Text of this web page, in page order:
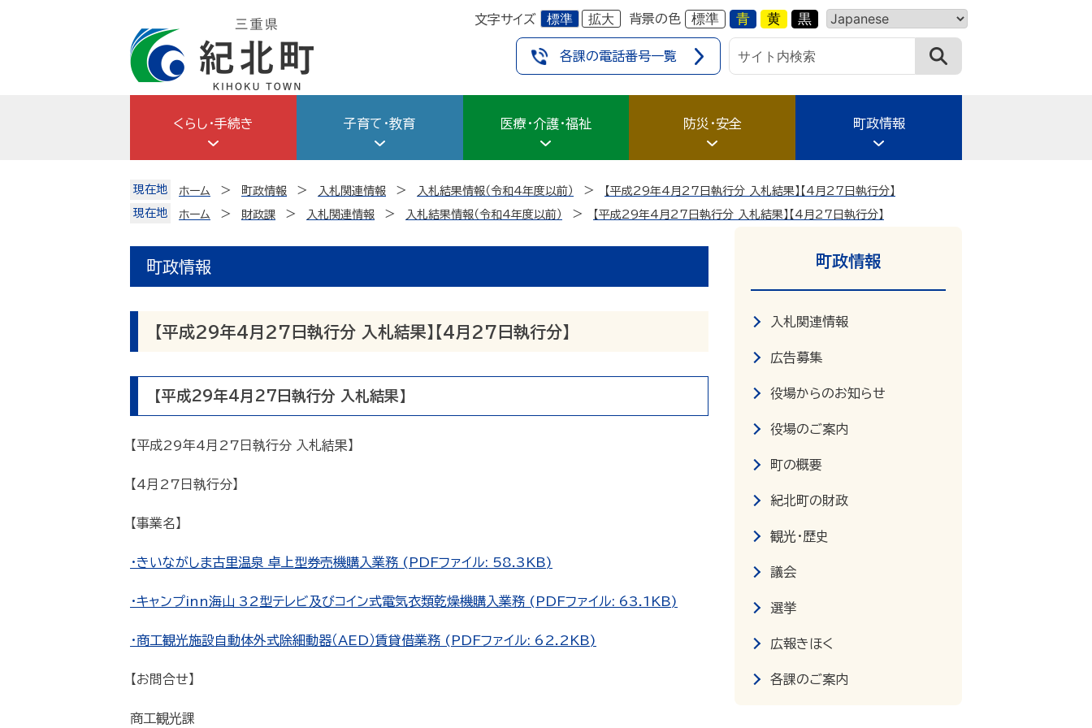
文字サイズ 標準 拡大 背景の色 標準 青 黄 黒
各課の電話番号一覧
くらし・手続き 子育て・教育 医療・介護・福祉 防災・安全 町政情報
現在地 ホーム 町政情報 入札関連情報 入札結果情報（令和4年度以前）
【平成29年4月27日執行分 入札結果】【4月27日執行分】
現在地
ホーム 財政課 入札関連情報 入札結果情報（令和4年度以前） 【平成29年4月27日執行分 入札結果】【4月27日執行分】
町政情報
【平成29年4月27日執行分 入札結果】【4月27日執行分】
【平成29年4月27日執行分 入札結果】
【平成29年4月27日執行分 入札結果】
【4月27日執行分】
【事業名】
・きいながしま古里温泉 卓上型券売機購入業務 (PDFファイル: 58.3KB)
・キャンプinn海山 32型テレビ及びコイン式電気衣類乾燥機購入業務 (PDFファイル: 63.1KB)
・商工観光施設自動体外式除細動器（AED）賃貸借業務 (PDFファイル: 62.2KB)
【お問合せ】
商工観光課
町政情報
入札関連情報
広告募集
役場からのお知らせ
役場のご案内
町の概要
紀北町の財政
観光・歴史
議会
選挙
広報きほく
各課のご案内